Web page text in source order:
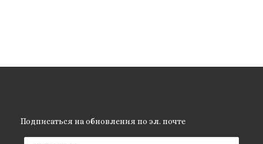
Подписаться на обновления по эл. почте